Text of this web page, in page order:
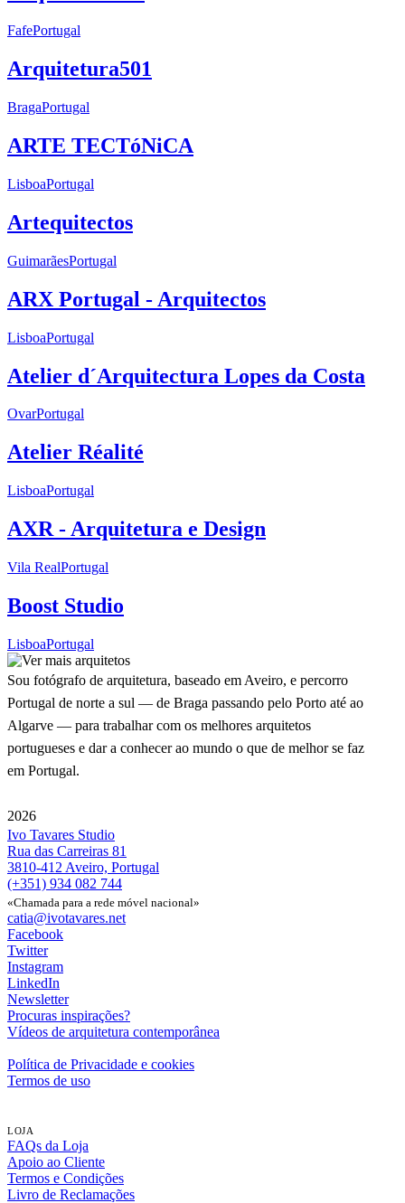
FafePortugal
Arquitetura501
BragaPortugal
ARTE TECTóNiCA
LisboaPortugal
Artequitectos
GuimarãesPortugal
ARX Portugal - Arquitectos
LisboaPortugal
Atelier d´Arquitectura Lopes da Costa
OvarPortugal
Atelier Réalité
LisboaPortugal
AXR - Arquitetura e Design
Vila RealPortugal
Boost Studio
LisboaPortugal
Sou fotógrafo de arquitetura, baseado em Aveiro, e percorro
Portugal de norte a sul — de Braga passando pelo Porto até ao
Algarve — para trabalhar com os melhores arquitetos
portugueses e dar a conhecer ao mundo o que de melhor se faz
em Portugal.
2026
Ivo Tavares Studio
Rua das Carreiras 81
3810-412 Aveiro, Portugal
(+351) 934 082 744
«Chamada para a rede móvel nacional»
catia@ivotavares.net
Facebook
Twitter
Instagram
LinkedIn
Newsletter
Procuras inspirações?
Vídeos de arquitetura contemporânea
Política de Privacidade e cookies
Termos de uso
LOJA
FAQs da Loja
Apoio ao Cliente
Termos e Condições
Livro de Reclamações